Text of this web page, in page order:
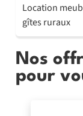
Location
gîtes ruraux
Nos
pour